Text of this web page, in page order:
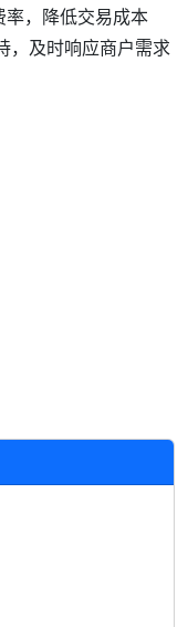
率，降低交易成本
，及时响应商户需求